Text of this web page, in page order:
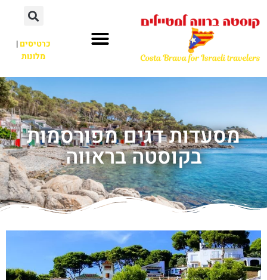
כרטיסים|
מלונות
מסעדות דגים מפורסמות
בקוסטה בראווה